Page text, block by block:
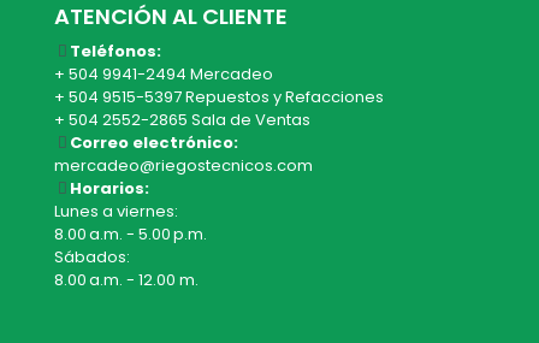
ATENCIÓN AL CLIENTE
Teléfonos:
+ 504 9941-2494 Mercadeo
+ 504 9515-5397 Repuestos y Refacciones
+ 504 2552-2865 Sala de Ventas
Correo electrónico:
mercadeo@riegostecnicos.com
Horarios:
Lunes a viernes:
8.00 a.m. - 5.00 p.m.
Sábados:
8.00 a.m. - 12.00 m.